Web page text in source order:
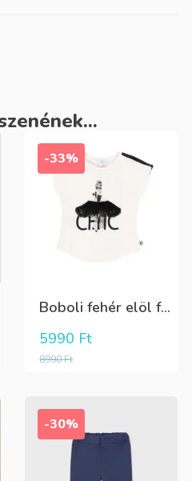
-33%
Boboli fehér elöl fekete tüll+gyöngyös csini póló
8990Ft
5990 Ft
-30%